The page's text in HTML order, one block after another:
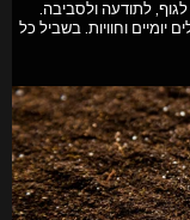
לגוף, לתודעה ולסביבה.
וחוויות. בשביל כל